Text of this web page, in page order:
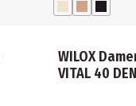
WILOX
VITAL 40 DEN